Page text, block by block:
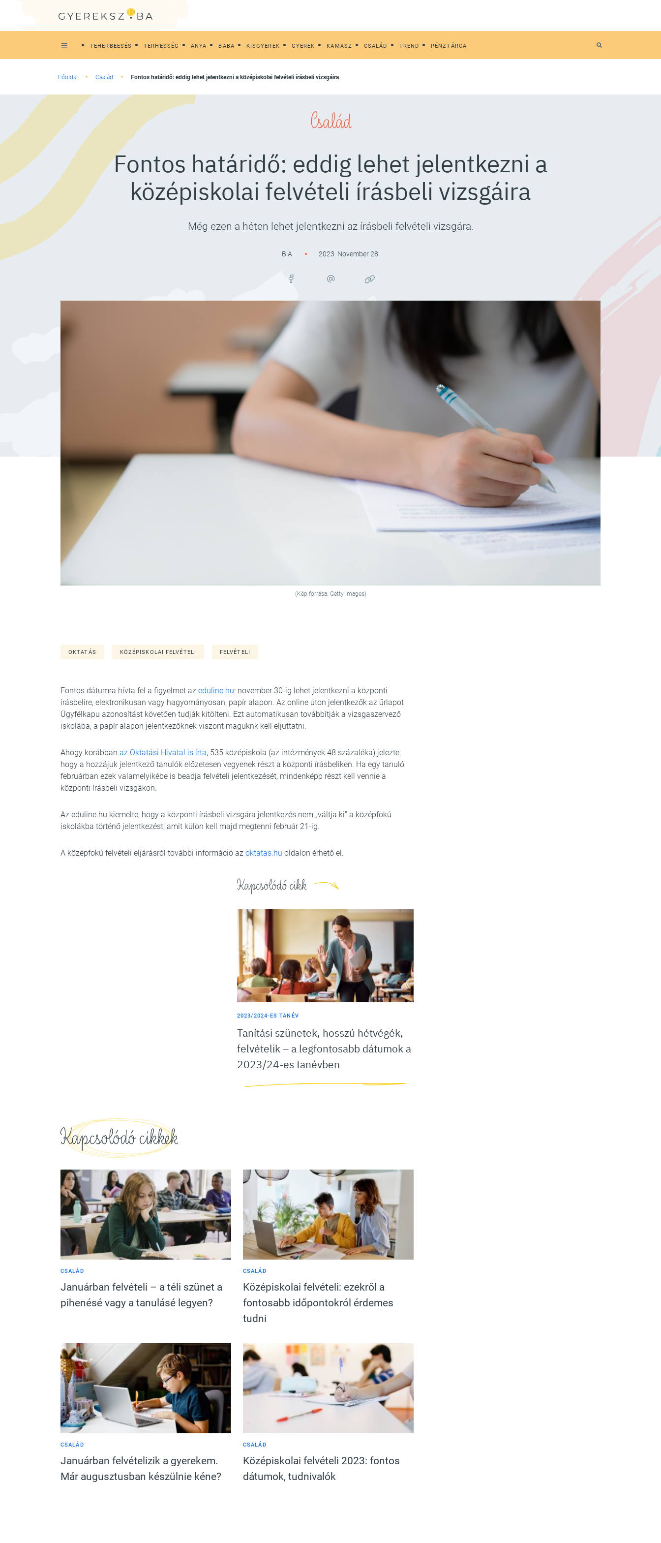
TEHERBEESÉS TERHESSÉG ANYA BABA KISGYEREK GYEREK KAMASZ CSALÁD TREND PÉNZTÁRCA
Főoldal Család Fontos határidő: eddig lehet jelentkezni a középiskolai felvételi írásbeli vizsgáira
Család
Fontos határidő: eddig lehet jelentkezni a
középiskolai felvételi írásbeli vizsgáira
Még ezen a héten lehet jelentkezni az írásbeli felvételi vizsgára.
B.A. 2023. November 28.
(Kép forrása: Getty Images)
OKTATÁS KÖZÉPISKOLAI FELVÉTELI FELVÉTELI
Fontos dátumra hívta fel a figyelmet az eduline.hu: november 30-ig lehet jelentkezni a központi
írásbelire, elektronikusan vagy hagyományosan, papír alapon. Az online úton jelentkezők az űrlapot
Ügyfélkapu azonosítást követően tudják kitölteni. Ezt automatikusan továbbítják a vizsgaszervező
iskolába, a papír alapon jelentkezőknek viszont maguknk kell eljuttatni.
Ahogy korábban az Oktatási Hivatal is írta, 535 középiskola (az intézmények 48 százaléka) jelezte,
hogy a hozzájuk jelentkező tanulók előzetesen vegyenek részt a központi írásbeliken. Ha egy tanuló
februárban ezek valamelyikébe is beadja felvételi jelentkezését, mindenképp részt kell vennie a
központi írásbeli vizsgákon.
Az eduline.hu kiemelte, hogy a központi írásbeli vizsgára jelentkezés nem „váltja ki” a középfokú
iskolákba történő jelentkezést, amit külön kell majd megtenni február 21-ig.
A középfokú felvételi eljárásról további információ az oktatas.hu oldalon érhető el.
Kapcsolódó cikk
2023/2024-ES TANÉV
Tanítási szünetek, hosszú hétvégék,
felvételik – a legfontosabb dátumok a
2023/24-es tanévben
Kapcsolódó cikkek
CSALÁD
Januárban felvételi – a téli szünet a
pihenésé vagy a tanulásé legyen?
CSALÁD
Középiskolai felvételi: ezekről a
fontosabb időpontokról érdemes
tudni
CSALÁD
Januárban felvételizik a gyerekem.
Már augusztusban készülnie kéne?
CSALÁD
Középiskolai felvételi 2023: fontos
dátumok, tudnivalók